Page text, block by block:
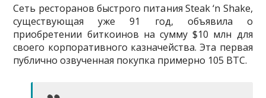
Сеть ресторанов быстрого питания Steak ‘n Shake,
существующая уже 91 год, объявила о
приобретении биткоинов на сумму $10 млн для
своего корпоративного казначейства. Эта первая
публично озвученная покупка примерно 105 BTC.